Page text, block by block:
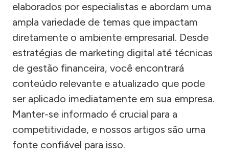
elaborados por especialistas e abordam uma
ampla variedade de temas que impactam
diretamente o ambiente empresarial. Desde
estratégias de marketing digital até técnicas
de gestão financeira, você encontrará
conteúdo relevante e atualizado que pode
ser aplicado imediatamente em sua empresa.
Manter-se informado é crucial para a
competitividade, e nossos artigos são uma
fonte confiável para isso.